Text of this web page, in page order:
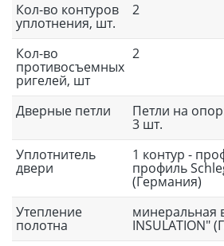
Кол-во контуров
уплотнения, шт.
2
Кол-во
противосъемных
ригелей, шт
2
Дверные петли Петли на
3 шт.
Уплотнитель
двери
1 контур -
профиль
(Германия)
Утепление
полотна
минеральная
INSULATION"